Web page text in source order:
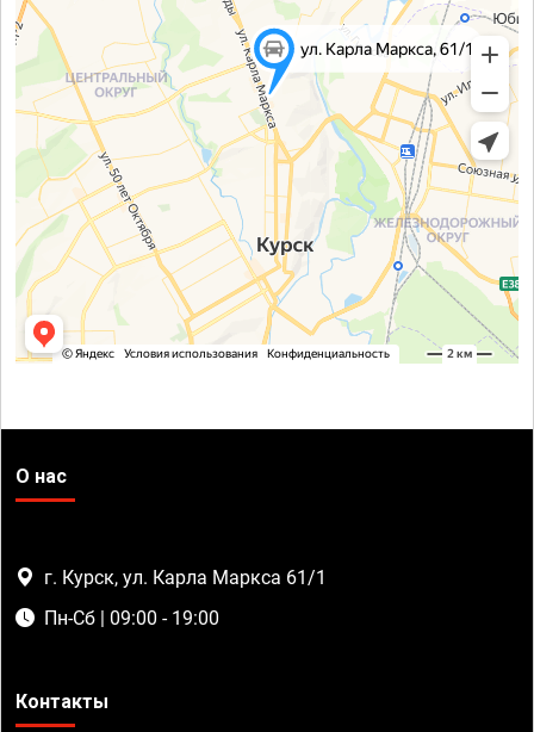
О нас
г. Курск, ул. Карла Маркса 61/1
Пн-Сб | 09:00 - 19:00
Контакты